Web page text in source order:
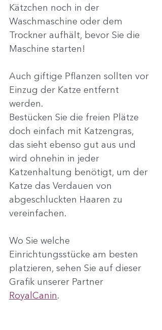
Kätzchen noch in der
Waschmaschine oder dem
Trockner aufhält, bevor Sie die
Maschine starten!
Auch giftige Pflanzen sollten vor
Einzug der Katze entfernt
werden.
Bestücken Sie die freien Plätze
doch einfach mit Katzengras,
das sieht ebenso gut aus und
wird ohnehin in jeder
Katzenhaltung benötigt, um der
Katze das Verdauen von
abgeschluckten Haaren zu
vereinfachen.
Wo Sie welche
Einrichtungsstücke am besten
platzieren, sehen Sie auf dieser
Grafik unserer Partner
RoyalCanin.